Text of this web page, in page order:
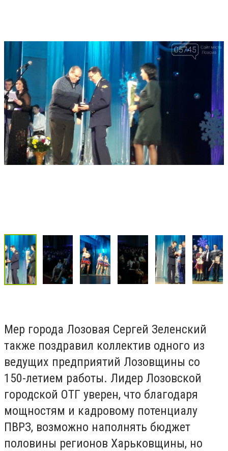
Мер города Лозовая Сергей Зеленский
также поздравил коллектив одного из
ведущих предприятий Лозовщины со
150-летием работы. Лидер Лозовской
городской ОТГ уверен, что благодаря
мощностям и кадровому потенциалу
ПВРЗ, возможно наполнять бюджет
половины регионов Харьковщины, но